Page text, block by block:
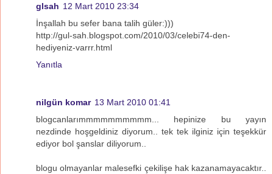
glsah 12 Mart 2010 23:34
İnşallah bu sefer bana talih güler:)))
http://gul-sah.blogspot.com/2010/03/celebi74-den-
hediyeniz-varrr.html
Yanıtla
nilgün komar 13 Mart 2010 01:41
blogcanlarımmmmmmmmmm... hepinize bu yayın
nezdinde hoşgeldiniz diyorum.. tek tek ilginiz için teşekkür
ediyor bol şanslar diliyorum..
blogu olmayanlar malesefki çekilişe hak kazanamayacaktır..